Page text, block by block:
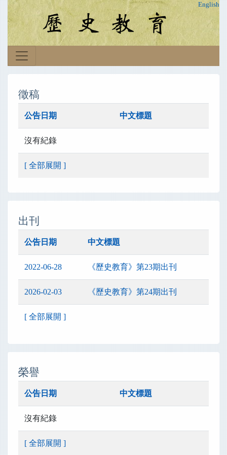
English
徵稿
公告日期 中文標題
沒有紀錄
[ 全部展開 ]
出刊
公告日期 中文標題
2022-06-28 《歷史教育》第23期出刊
2026-02-03 《歷史教育》第24期出刊
[ 全部展開 ]
榮譽
公告日期 中文標題
沒有紀錄
[ 全部展開 ]